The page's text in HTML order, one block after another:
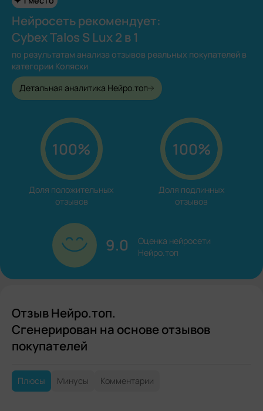
Нейросеть рекомендует:
Cybex Talos S Lux 2 в 1
по результатам анализа отзывов реальных покупателей в
категории Коляски
Детальная аналитика Нейро.топ
100%
Доля положительных
отзывов
100%
Доля подлинных
отзывов
9.0
Оценка нейросети
Нейро.топ
Отзыв Нейро.топ.
Сгенерирован на основе отзывов
покупателей
Плюсы Минусы Комментарии